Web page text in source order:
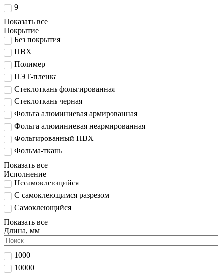
9
Показать все
Покрытие
Без покрытия
ПВХ
Полимер
ПЭТ-пленка
Стеклоткань фольгированная
Стеклоткань черная
Фольга алюминиевая армированная
Фольга алюминиевая неармированная
Фольгированный ПВХ
Фольма-ткань
Показать все
Исполнение
Несамоклеющийся
С самоклеющимся разрезом
Самоклеющийся
Показать все
Длина, мм
1000
10000